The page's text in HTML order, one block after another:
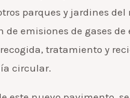
parques y jardines
emisiones de gases
tratamiento y
circular.